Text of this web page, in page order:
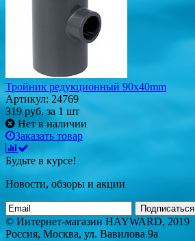
Тройник редукционный 90х40mm
Артикул: 24769
319руб.за 1 шт
Нет в наличии
Заказать товар
Будьте в курсе!
Новости, обзоры и акции
Подписаться
© Интернет-магазин HAYWARD, 2019
Россия, Москва, ул. Вавилова 9а